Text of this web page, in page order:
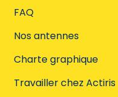
FAQ
Nos antennes
Charte graphique
Travailler chez Actiris